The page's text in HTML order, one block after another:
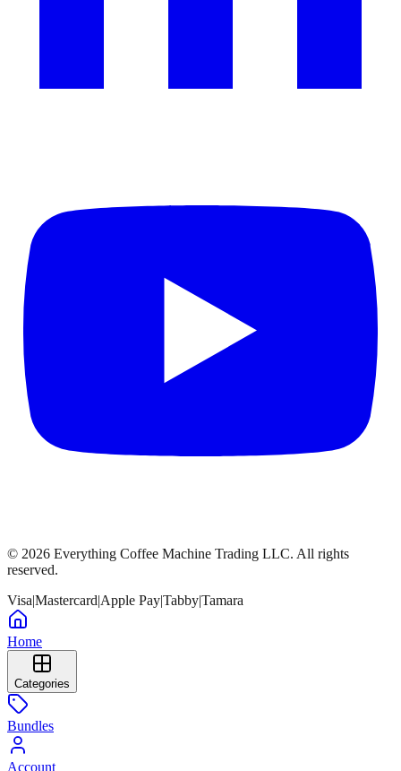
© 2026 Everything Coffee Machine Trading LLC. All rights
reserved.
Visa|Mastercard|Apple Pay|Tabby|Tamara
Home
Categories
Bundles
Account